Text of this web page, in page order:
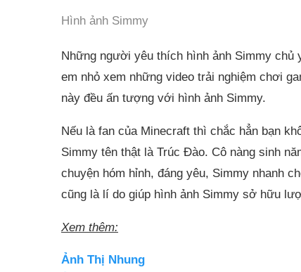
Hình ảnh Simmy
Những người yêu thích hình ảnh Simmy chủ
em nhỏ xem những video trải nghiệm chơi
này đều ấn tượng với hình ảnh Simmy.
Nếu là fan của Minecraft thì chắc hẳn bạn
Simmy tên thật là Trúc Đào. Cô nàng sinh
chuyện hóm hỉnh, đáng yêu, Simmy nhanh
cũng là lí do giúp hình ảnh Simmy sở hữu
Xem thêm:
Ảnh Thị Nhung